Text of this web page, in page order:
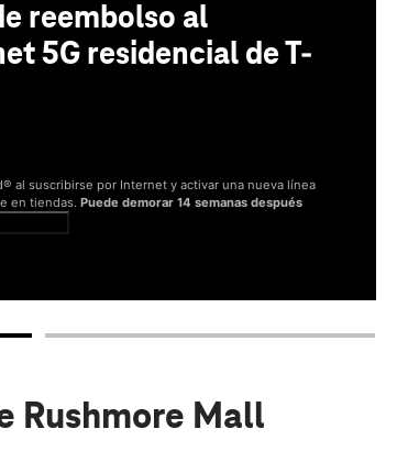
reembolso al
5G residencial de T-
al suscribirse por Internet y activar una nueva línea
en tiendas.Puede demorar 14 semanas después
Rushmore Mall